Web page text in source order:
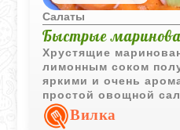
Салаты
Быстрые
Хрустящие
лимонным соком
яркими и очень
простой овощной
подходит как легкая
дополнение к
Вилка